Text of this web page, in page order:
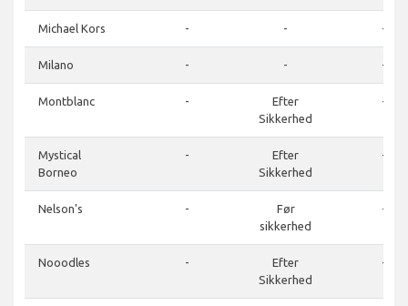
Michael Kors - - -
Milano - - -
Montblanc -
Efter
Sikkerhed
-
Mystical
Borneo
-
Efter
Sikkerhed
-
Nelson's -
Før
sikkerhed
-
Nooodles -
Efter
Sikkerhed
-